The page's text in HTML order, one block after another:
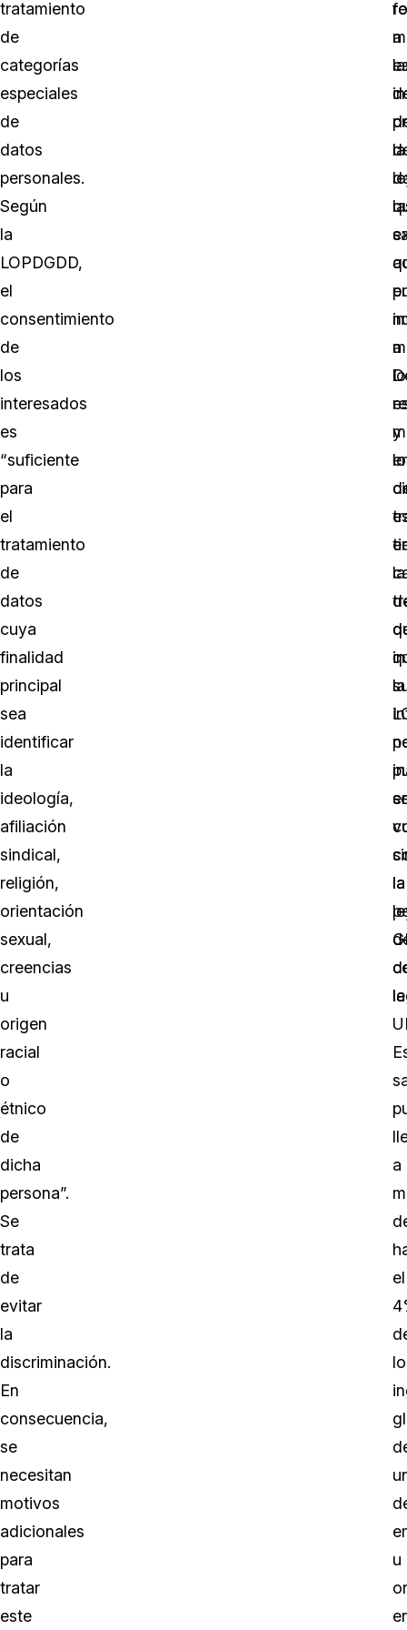
tratamiento
de
categorías
especiales
de
datos
personales.
Según
la
LOPDGDD,
el
consentimiento
de
los
interesados
es
“suficiente
para
el
tratamiento
de
datos
cuya
finalidad
principal
sea
identificar
la
ideología,
afiliación
sindical,
religión,
orientación
sexual,
creencias
u
origen
racial
o
étnico
de
dicha
persona”.
Se
trata
de
evitar
la
discriminación.
En
consecuencia,
se
necesitan
motivos
adicionales
para
tratar
este
a
la
a
y
la
la
la
a
el
u
la
la